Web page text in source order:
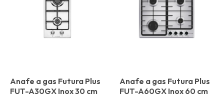
Anafe a gas Futura Plus
FUT-A30GX Inox 30 cm
Anafe a gas Futura Plus
FUT-A60GX Inox 60 cm